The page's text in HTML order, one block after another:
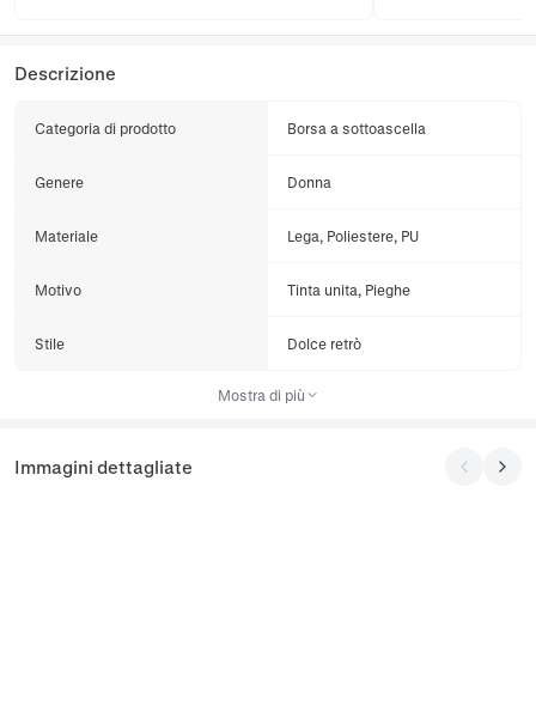
Descrizione
Categoria di prodotto Borsa a sottoascella
Genere Donna
Materiale Lega, Poliestere, PU
Motivo Tinta unita, Pieghe
Stile Dolce retrò
Mostra di più
Immagini dettagliate